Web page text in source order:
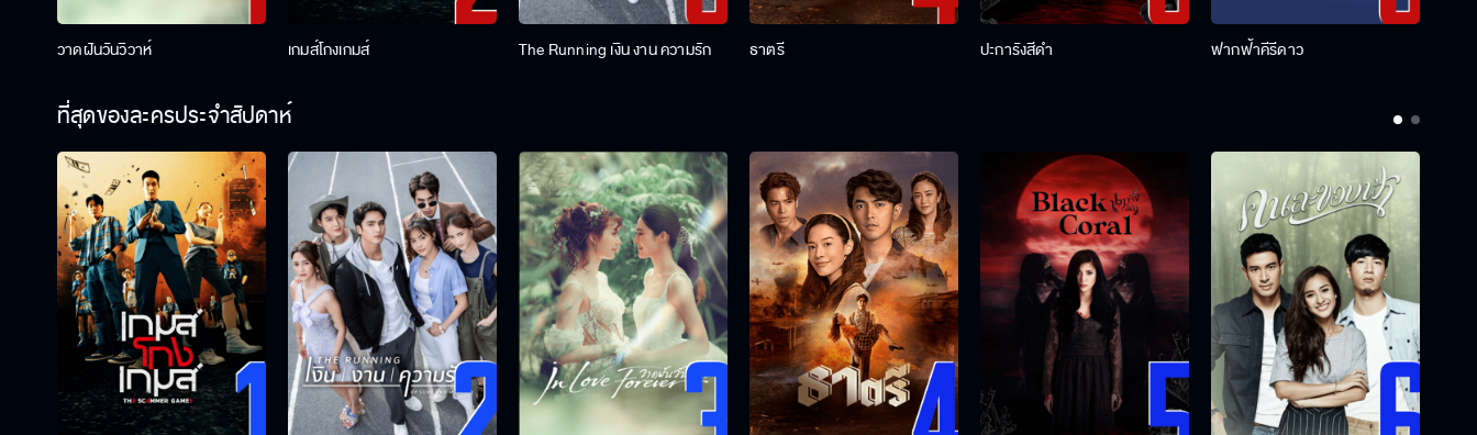
วาดฝันวันวิวาห์ เกมส์โกงเกมส์ The Running เงิน งาน ความรัก ธาตรี ปะการังสีดำ ฟากฟ้าคีรีดาว
ที่สุดของละครประจำสัปดาห์